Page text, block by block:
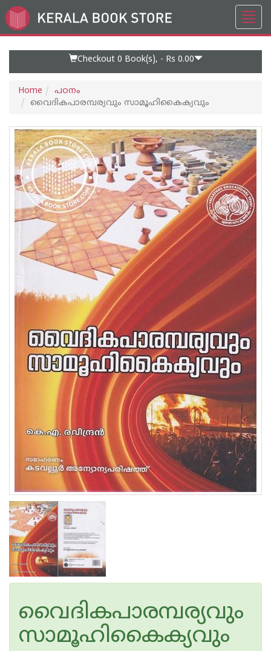
Go
to
Checkout 0 Book(s), - Rs 0.00
Home
പഠനം
വൈദികപാരമ്പര്യവും സാമൂഹികൈക്യവും
വൈദികപാരമ്പര്യവും
സാമൂഹികൈക്യവും